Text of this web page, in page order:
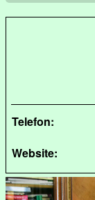
Telefon:
Website: